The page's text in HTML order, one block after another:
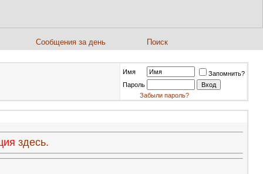
Сообщения за день Поиск
Имя
Запомнить?
Пароль
Забыли пароль?
здесь.